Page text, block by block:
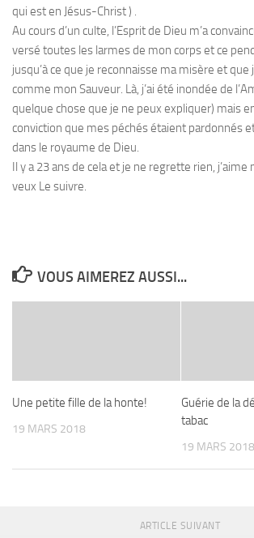
qui est en Jésus-Christ ) .
Au cours d’un culte, l’Esprit de Dieu m’a
versé toutes les larmes de mon corps et ce
jusqu’à ce que je reconnaisse ma misère et que
comme mon Sauveur. Là, j’ai été inondée de
quelque chose que je ne peux expliquer) mais
conviction que mes péchés étaient pardonnés
dans le royaume de Dieu.
Il y a 23 ans de cela et je ne regrette rien, j’aime
veux Le suivre.
VOUS AIMEREZ AUSSI...
Une petite fille de la honte!
19 MARS 2018
Guérie de la
tabac
19 MARS 2018
ARTICLE SUIVANT